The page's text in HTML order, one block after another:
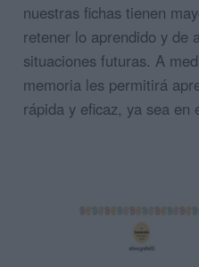
nuestras fichas tienen
retener lo aprendido y de
situaciones futuras. A
memoria les permitirá
rápida y eficaz, ya sea en